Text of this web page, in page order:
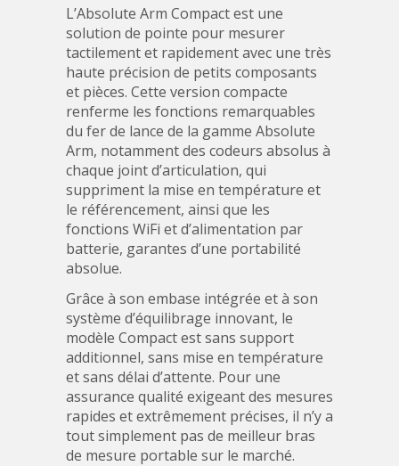
L’Absolute Arm Compact est une
solution de pointe pour mesurer
tactilement et rapidement avec une très
haute précision de petits composants
et pièces. Cette version compacte
renferme les fonctions remarquables
du fer de lance de la gamme Absolute
Arm, notamment des codeurs absolus à
chaque joint d’articulation, qui
suppriment la mise en température et
le référencement, ainsi que les
fonctions WiFi et d’alimentation par
batterie, garantes d’une portabilité
absolue.
Grâce à son embase intégrée et à son
système d’équilibrage innovant, le
modèle Compact est sans support
additionnel, sans mise en température
et sans délai d’attente. Pour une
assurance qualité exigeant des mesures
rapides et extrêmement précises, il n’y a
tout simplement pas de meilleur bras
de mesure portable sur le marché.